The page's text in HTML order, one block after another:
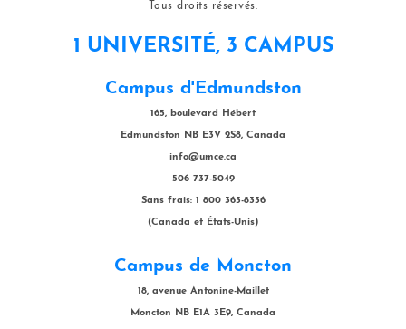
Tous droits réservés.
1 UNIVERSITÉ, 3 CAMPUS
Campus d'Edmundston
165, boulevard Hébert
Edmundston NB E3V 2S8, Canada
info@umce.ca
506 737-5049
Sans frais: 1 800 363-8336
(Canada et États-Unis)
Campus de Moncton
18, avenue Antonine-Maillet
Moncton NB E1A 3E9, Canada